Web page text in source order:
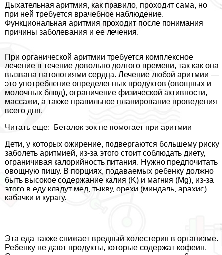
Дыхательная аритмия, как правило, проходит сама, но
при ней требуется врачебное наблюдение.
Функциональная аритмия проходит после понимания
причины заболевания и ее лечения.
При органической аритмии требуется комплексное
лечение в течение довольно долгого времени, так как она
вызвана патологиями сердца. Лечение любой аритмии —
это употрeбление определенных продуктов (овощных и
молочных блюд), ограничение физической активности,
массажи, а также правильное планирование проведения
всего дня.
Читать еще:
Беталок зок не помогает при аритмии
Дети, у которых ожирение, подвергаются большему риску
заболеть аритмией, из-за этого стоит соблюдать диету,
ограничивая калорийность питания. Нужно предпочитать
овощную пищу. В порциях, подаваемых ребенку должно
быть высокое содержание калия (K) и магния (Mg), из-за
этого в еду кладут мед, тыкву, орехи (миндаль, арахис),
кабачки и курагу.
Эта еда также снижает вредный холестерин в организме.
Ребенку не дают продукты, которые содержат кофеин.